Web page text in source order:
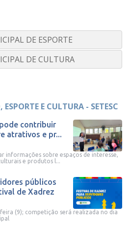
DE ESPORTE
DE CULTURA
E CULTURA - SETESC
contribuir
atrativos e pr...
informações sobre espaços de interesse,
e produtos l...
públicos
de Xadrez
(9); competição será realizada no dia